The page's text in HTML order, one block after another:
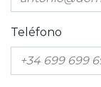
Teléfono